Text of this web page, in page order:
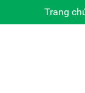
Trang